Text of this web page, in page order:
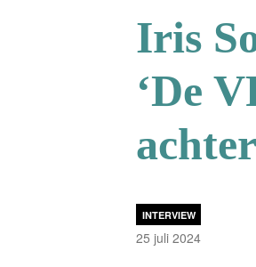
Iris
‘De
INTERVIEW
25 juli 2024